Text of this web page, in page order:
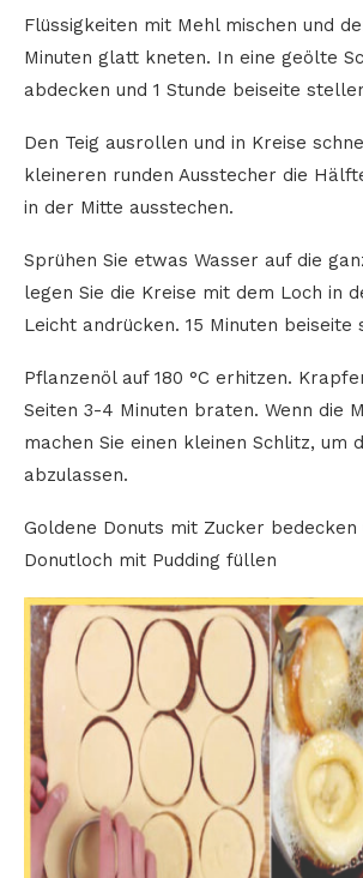
Flüssigkeiten mit Mehl mischen und
Minuten glatt kneten. In eine geölte
abdecken und 1 Stunde beiseite
Den Teig ausrollen und in Kreise
kleineren runden Ausstecher die
in der Mitte ausstechen.
Sprühen Sie etwas Wasser auf die
legen Sie die Kreise mit dem Loch in
Leicht andrücken. 15 Minuten beiseite
Pflanzenöl auf 180 °C erhitzen.
Seiten 3-4 Minuten braten. Wenn die
machen Sie einen kleinen Schlitz, um
abzulassen.
Goldene Donuts mit Zucker bedecken
Donutloch mit Pudding füllen